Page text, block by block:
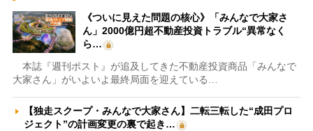
《ついに見えた問題の核心》「みんなで大家さ
ん」2000億円超不動産投資トラブル“異常なく
ら…
本誌『週刊ポスト』が追及してきた不動産投資商品「みんなで
大家さん」がいよいよ最終局面を迎えている…
【独走スクープ・みんなで大家さん】二転三転した“成田プロ
ジェクト”の計画変更の裏で起き…